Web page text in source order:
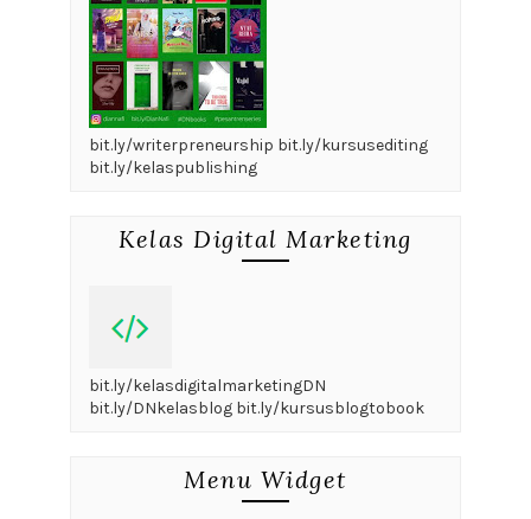
bit.ly/writerpreneurship bit.ly/kursusediting
bit.ly/kelaspublishing
Kelas Digital Marketing
bit.ly/kelasdigitalmarketingDN
bit.ly/DNkelasblog bit.ly/kursusblogtobook
Menu Widget